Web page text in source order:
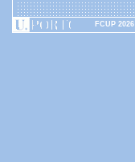
FCUP 2026